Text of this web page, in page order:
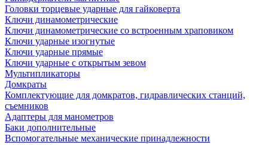
Головки торцевые ударные для гайковерта
Ключи динамометрические
Ключи динамометрические со встроенным храповиком
Ключи ударные изогнутые
Ключи ударные прямые
Ключи ударные с открытым зевом
Мультипликаторы
Домкраты
Комплектующие для домкратов, гидравлических станций,
съемников
Адаптеры для манометров
Баки дополнительные
Вспомогательные механические принадлежности